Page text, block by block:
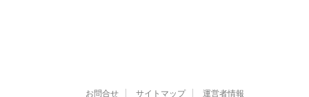
お問合せ サイトマップ 運営者情報